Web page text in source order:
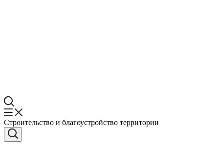
Строительство и благоустройство территории